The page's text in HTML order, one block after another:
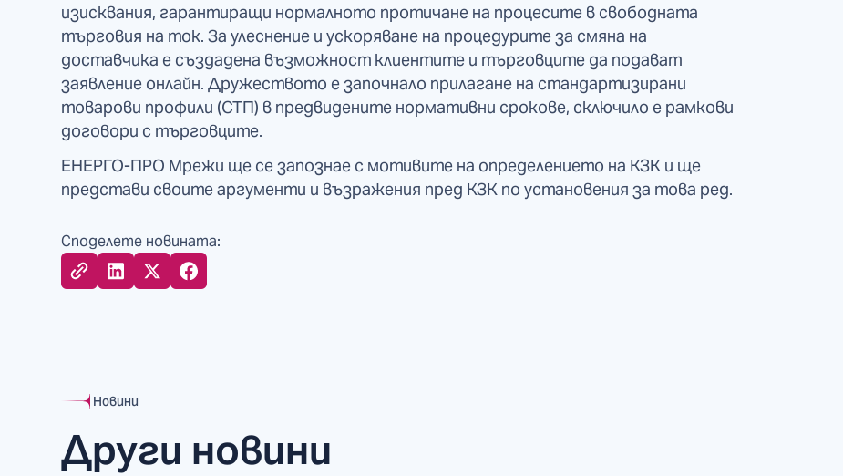
изисквания, гарантиращи нормалното протичане на процесите в свободната
търговия на ток. За улеснение и ускоряване на процедурите за смяна на
доставчика е създадена възможност клиентите и търговците да подават
заявление онлайн. Дружеството е започнало прилагане на стандартизирани
товарови профили (СТП) в предвидените нормативни срокове, сключило е рамкови
договори с търговците.
ЕНЕРГО-ПРО Мрежи ще се запознае с мотивите на определението на КЗК и ще
представи своите аргументи и възражения пред КЗК по установения за това ред.
Споделете новината:
Новини
Други новини